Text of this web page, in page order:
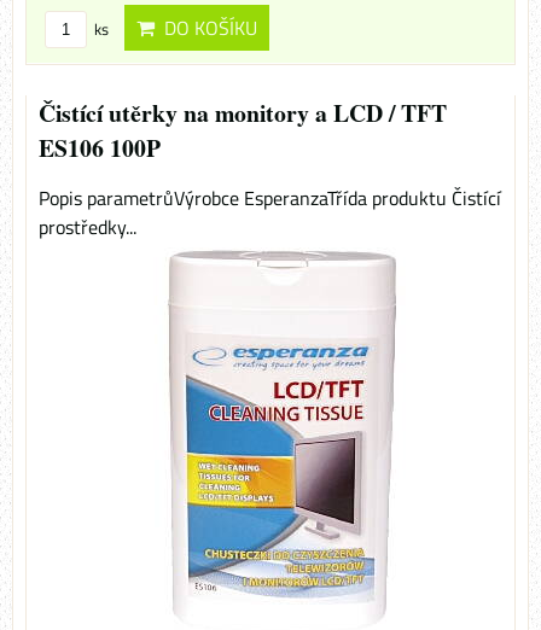
ks DO KOŠÍKU
Čistící utěrky na monitory a LCD / TFT
ES106 100P
Popis parametrůVýrobce EsperanzaTřída produktu Čistící
prostředky...